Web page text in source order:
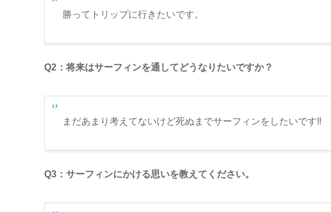
勝ってトリップに行きたいです。
Q2：将来はサーフィンを通してどうなりたいですか？
まだあまり考えてないけど死ぬまでサーフィンをしたいです‼︎
Q3：サーフィンにかける思いを教えてください。